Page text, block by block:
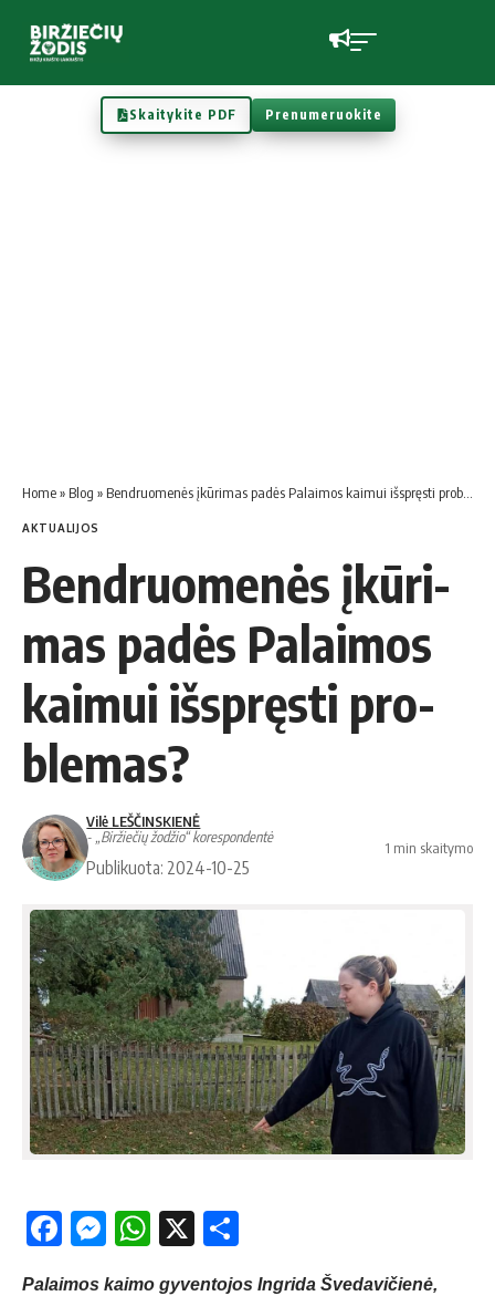
Skaitykite PDF Prenumeruokite
Home» Blog » Bend­ruo­me­nės įkū­ri­mas pa­dės Pa­lai­mos kai­mui iš­spręs­ti pro­ble­mas?
AKTUALIJOS
Bend­ruo­me­nės įkū­ri­
mas pa­dės Pa­lai­mos
kai­mui iš­spręs­ti pro­
ble­mas?
Vilė LEŠČINSKIENĖ
- „Biržiečių žodžio“ korespondentė
Publikuota: 2024-10-25
1 min skaitymo
Facebook
Messenger
WhatsApp
X
Palaimos kaimo gyventojos Ingrida Švedavičienė,